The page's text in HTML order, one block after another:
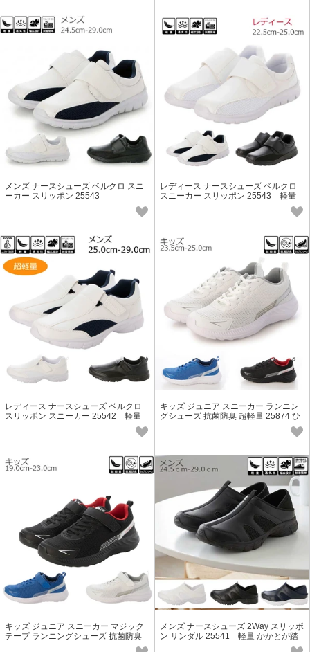
メンズ ナースシューズ ベルクロ スニ
ーカー スリッポン 25543
レディース ナースシューズ ベルクロ
スニーカー スリッポン 25543 軽量
レディース ナースシューズ ベルクロ
スリッポン スニーカー 25542 軽量
キッズ ジュニア スニーカー ランニン
グシューズ 抗菌防臭 超軽量 25874 ひ
キッズ ジュニア スニーカー マジック
テープ ランニングシューズ 抗菌防臭
メンズ ナースシューズ 2Way スリッポ
ン サンダル 25541 軽量 かかとが踏